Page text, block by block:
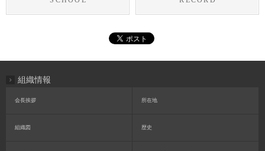
組織情報
会長挨拶 所在地
組織図 歴史